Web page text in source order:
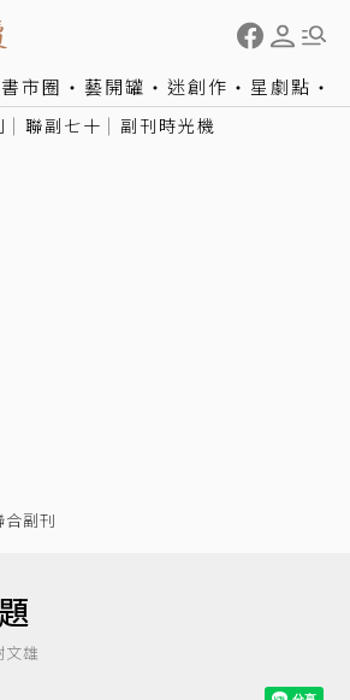
書市圈 藝開罐 迷創作 星劇點
聯副七十 副刊時光機
合副刊
文雄